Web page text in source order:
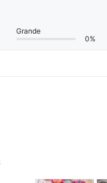
Grande
0%